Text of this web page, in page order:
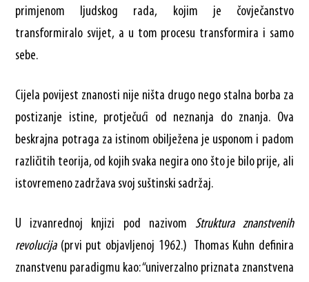
primjenom ljudskog rada, kojim je čovječanstvo
transformiralo svijet, a u tom procesu transformira i samo
sebe.
Cijela povijest znanosti nije ništa drugo nego stalna borba za
postizanje istine, protječući od neznanja do znanja. Ova
beskrajna potraga za istinom obilježena je usponom i padom
različitih teorija, od kojih svaka negira ono što je bilo prije, ali
istovremeno zadržava svoj suštinski sadržaj.
U izvanrednoj knjizi pod nazivom Struktura znanstvenih
revolucija(prvi put objavljenoj 1962.) Thomas Kuhn definira
znanstvenu paradigmu kao: “univerzalno priznata znanstvena